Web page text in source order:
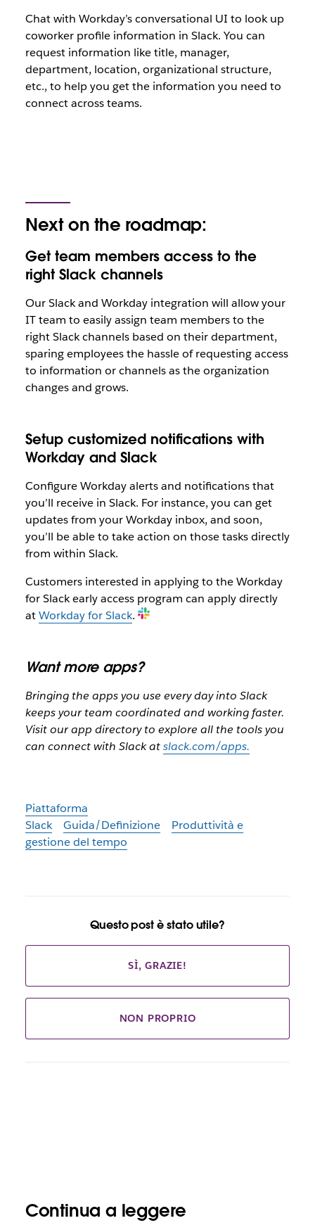
Chat with Workday’s conversational UI to look up
coworker profile information in Slack. You can
request information like title, manager,
department, location, organizational structure,
etc., to help you get the information you need to
connect across teams.
Next on the roadmap:
Get team members access to the
right Slack channels
Our Slack and Workday integration will allow your
IT team to easily assign team members to the
right Slack channels based on their department,
sparing employees the hassle of requesting access
to information or channels as the organization
changes and grows.
Setup customized notifications with
Workday and Slack
Configure Workday alerts and notifications that
you’ll receive in Slack. For instance, you can get
updates from your Workday inbox, and soon,
you’ll be able to take action on those tasks directly
from within Slack.
Customers interested in applying to the Workday
for Slack early access program can apply directly
atWorkday for Slack.
Want more apps?
Bringing the apps you use every day into Slack
keeps your team coordinated and working faster.
Visit our app directory to explore all the tools you
can connect with Slack atslack.com/apps.
Piattaforma
Slack
Guida/Definizione
Produttività e
gestione del tempo
Questo post è stato utile?
SÌ, GRAZIE!
NON PROPRIO
Continua a leggere